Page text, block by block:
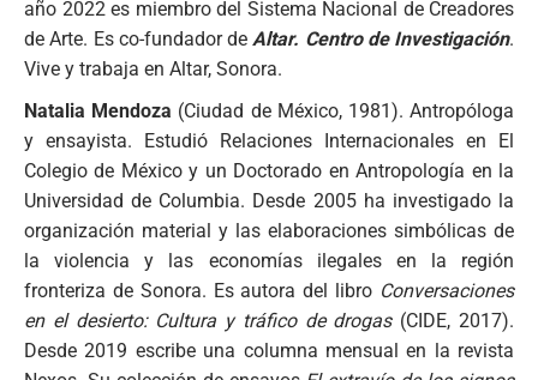
año 2022 es miembro del Sistema Nacional de Creadores
de Arte. Es co-fundador deAltar. Centro de Investigación.
Vive y trabaja en Altar, Sonora.
Natalia Mendoza (Ciudad de México, 1981). Antropóloga
y ensayista. Estudió Relaciones Internacionales en El
Colegio de México y un Doctorado en Antropología en la
Universidad de Columbia. Desde 2005 ha investigado la
organización material y las elaboraciones simbólicas de
la violencia y las economías ilegales en la región
fronteriza de Sonora. Es autora del libro Conversaciones
en el desierto: Cultura y tráfico de drogas(CIDE, 2017).
Desde 2019 escribe una columna mensual en la revista